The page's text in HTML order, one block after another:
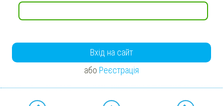
Вхід на сайт
або Реєстрація